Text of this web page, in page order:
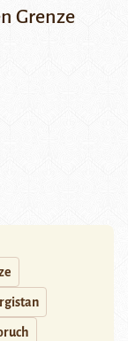
Grenze